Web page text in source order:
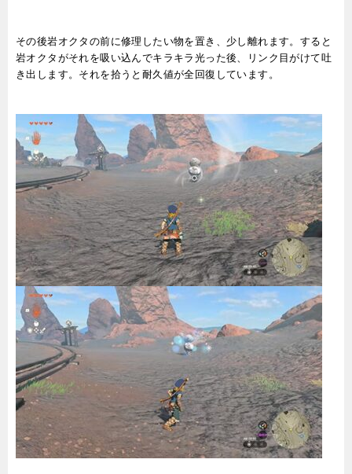
その後岩オクタの前に修理したい物を置き、少し離れます。すると
岩オクタがそれを吸い込んでキラキラ光った後、リンク目がけて吐
き出します。それを拾うと耐久値が全回復しています。